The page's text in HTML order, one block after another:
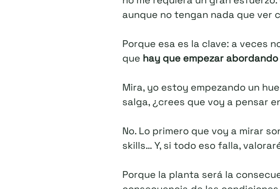
aunque no tengan nada que ver
Porque esa es la clave: a veces
que hay que empezar
Mira, yo estoy empezando un
salga, ¿crees que voy a pensar
No. Lo primero que voy a mirar
skills… Y, si todo eso falla,
Porque la planta será la